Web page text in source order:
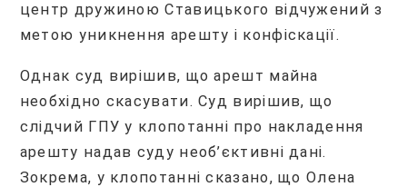
центр дружиною Ставицького відчужений з
метою уникнення арешту і конфіскації.
Однак суд вирішив, що арешт майна
необхідно скасувати. Суд вирішив, що
слідчий ГПУ у клопотанні про накладення
арешту надав суду необ’єктивні дані.
Зокрема, у клопотанні сказано, що Олена